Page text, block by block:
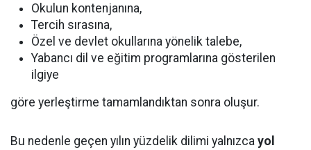
Okulun kontenjanına,
Tercih sırasına,
Özel ve devlet okullarına yönelik talebe,
Yabancı dil ve eğitim programlarına gösterilen
ilgiye
göre yerleştirme tamamlandıktan sonra oluşur.
Bu nedenle geçen yılın yüzdelik dilimi yalnızca yol